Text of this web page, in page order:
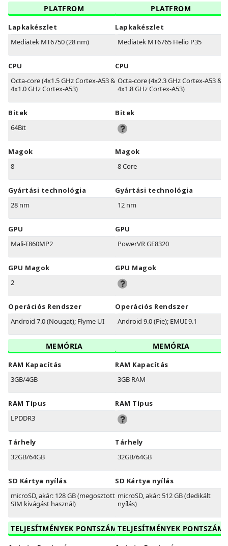
PLATFROM
Lapkakészlet
Mediatek MT6750 (28 nm)
CPU
Octa-core (4x1.5 GHz Cortex-A53 &
4x1.0 GHz Cortex-A53)
Bitek
64Bit
Magok
8
Gyártási technológia
28 nm
GPU
Mali-T860MP2
GPU Magok
2
Operációs Rendszer
Android 7.0 (Nougat); Flyme UI
MEMÓRIA
RAM Kapacítás
3GB/4GB
RAM Típus
LPDDR3
Tárhely
32GB/64GB
SD Kártya nyílás
microSD, akár: 128 GB (megosztott
SIM kivágást használ)
TELJESÍTMÉNYEK PONTSZÁM
PLATFROM
Lapkakészlet
Mediatek MT6765 Helio P35
CPU
Octa-core (4x2.3 GHz Cortex-A53 &
4x1.8 GHz Cortex-A53)
Bitek
Magok
8 Core
Gyártási technológia
12 nm
GPU
PowerVR GE8320
GPU Magok
Operációs Rendszer
Android 9.0 (Pie); EMUI 9.1
MEMÓRIA
RAM Kapacítás
3GB RAM
RAM Típus
Tárhely
32GB/64GB
SD Kártya nyílás
microSD, akár: 512 GB (dedikált
nyílás)
TELJESÍTMÉNYEK PONTSZÁM